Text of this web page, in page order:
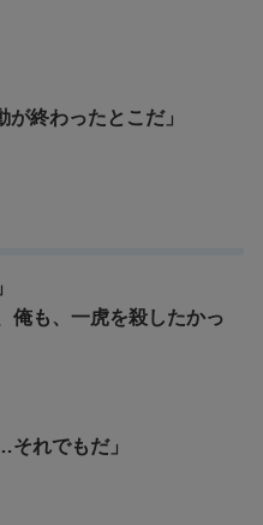
が終わったとこだ」
俺も、一虎を殺したかっ
それでもだ」